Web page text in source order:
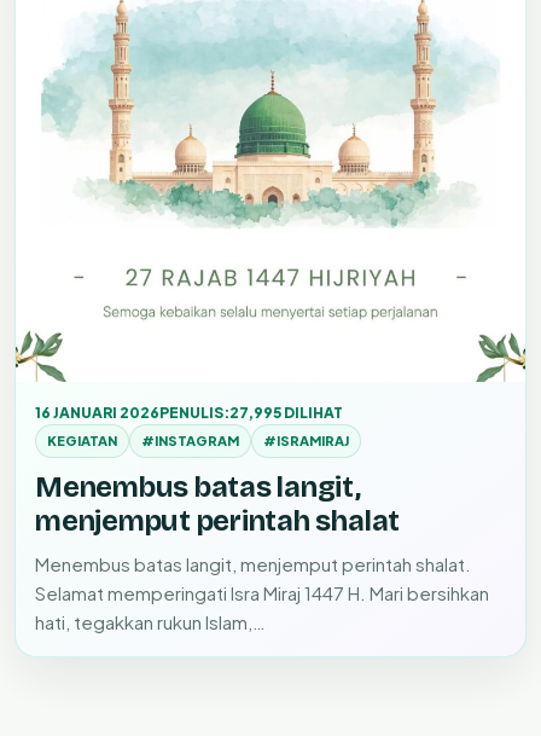
16 JANUARI 2026PENULIS:27,995 DILIHAT
KEGIATAN #INSTAGRAM #ISRAMIRAJ
Menembus batas langit,
menjemput perintah shalat
Menembus batas langit, menjemput perintah shalat.
Selamat memperingati Isra Miraj 1447 H. Mari bersihkan
hati, tegakkan rukun Islam,…